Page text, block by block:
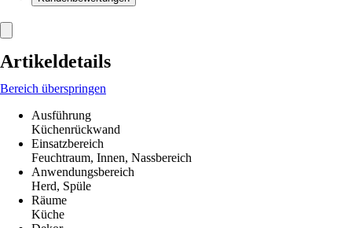
Artikeldetails
Bereich überspringen
Ausführung
Küchenrückwand
Einsatzbereich
Feuchtraum, Innen, Nassbereich
Anwendungsbereich
Herd, Spüle
Räume
Küche